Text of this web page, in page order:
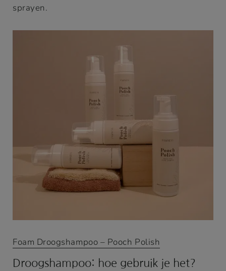
sprayen.
Foam Droogshampoo – Pooch Polish
Droogshampoo: hoe gebruik je het?